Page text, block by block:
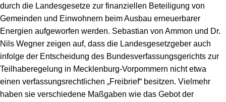
durch die Landesgesetze zur finanziellen Beteiligung von
Gemeinden und Einwohnern beim Ausbau erneuerbarer
Energien aufgeworfen werden. Sebastian von Ammon und Dr.
Nils Wegner zeigen auf, dass die Landesgesetzgeber auch
infolge der Entscheidung des Bundesverfassungsgerichts zur
Teilhaberegelung in Mecklenburg-Vorpommern nicht etwa
einen verfassungsrechtlichen „Freibrief“ besitzen. Vielmehr
haben sie verschiedene Maßgaben wie das Gebot der